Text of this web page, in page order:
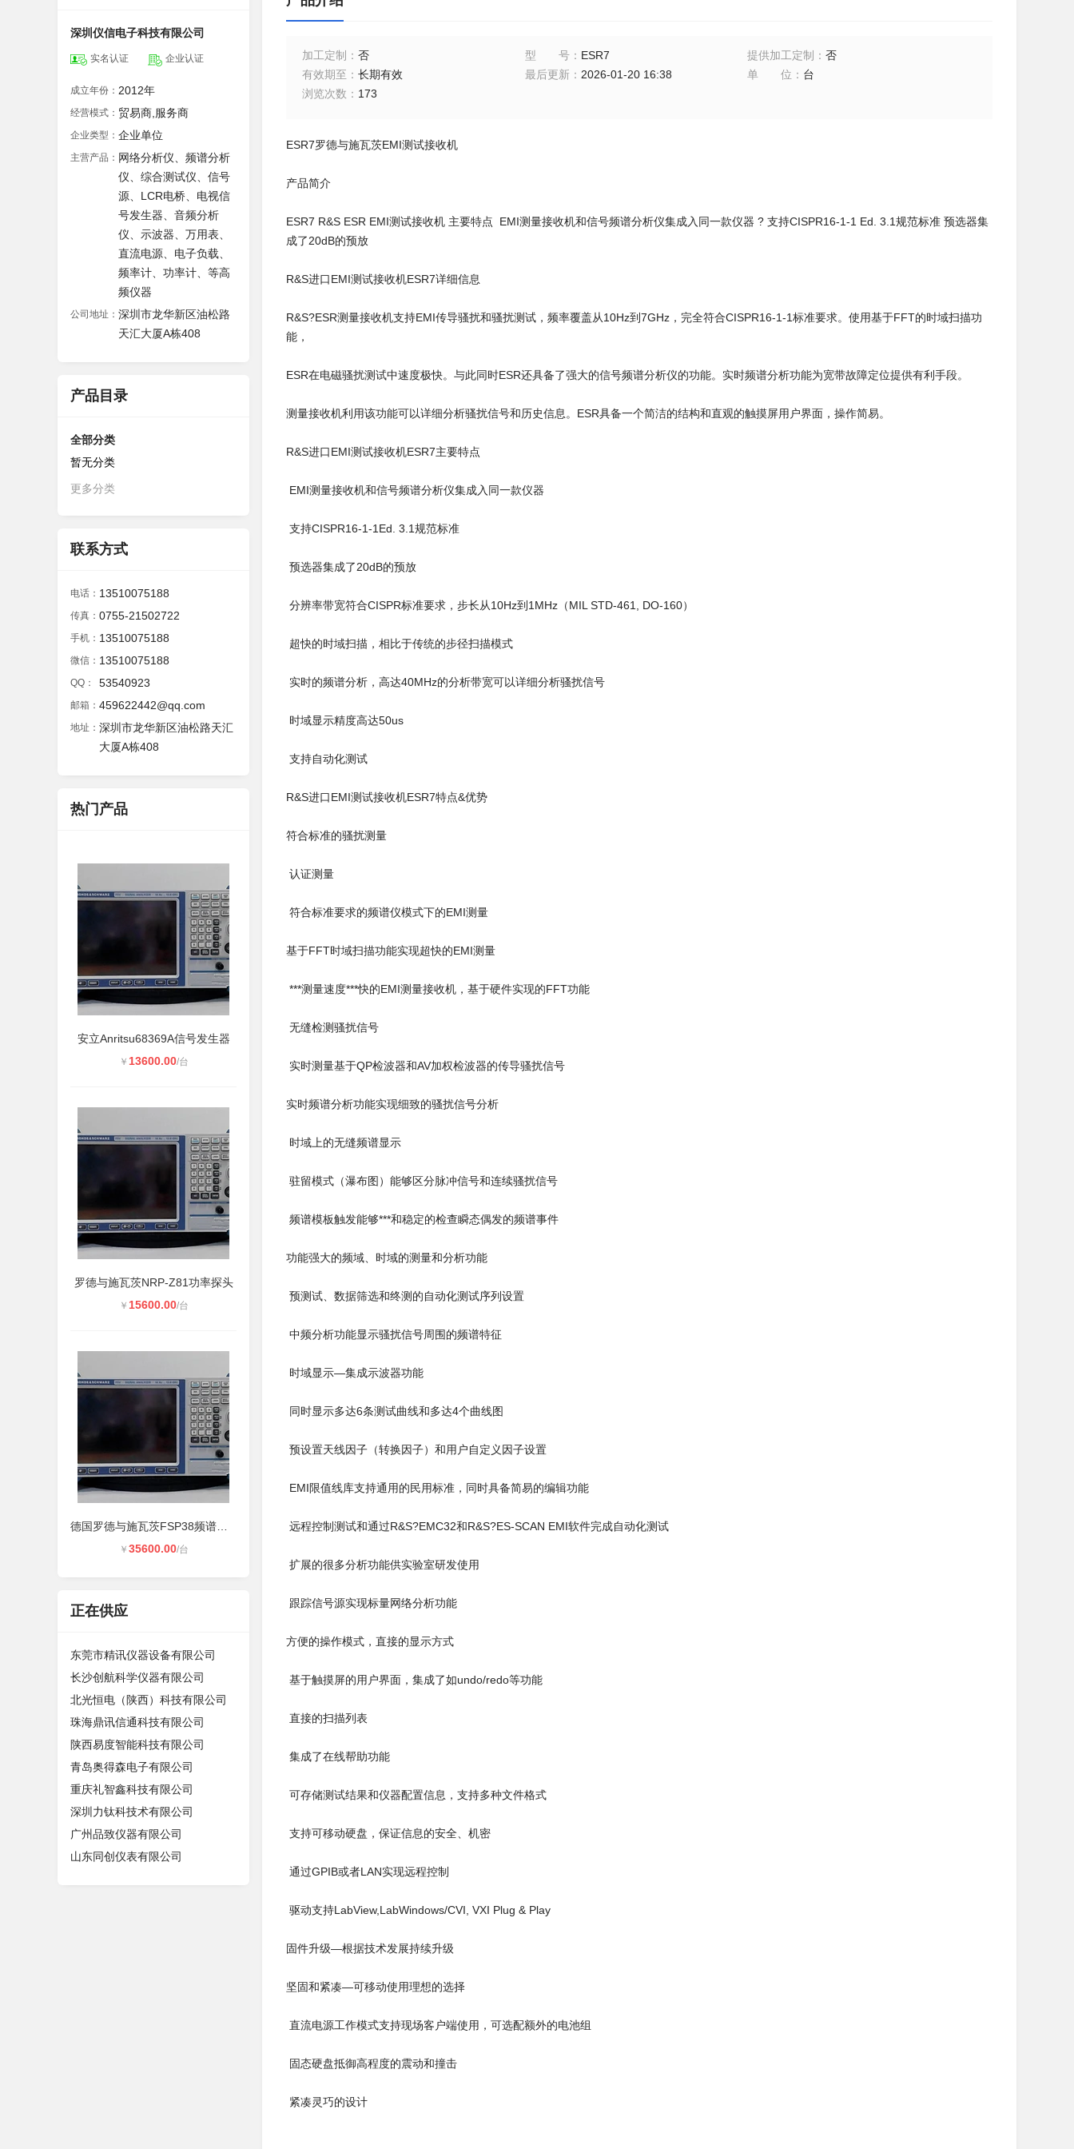
深圳仪信电子科技有限公司
实名认证 企业认证
成立年份： 2012年
经营模式： 贸易商,服务商
企业类型： 企业单位
主营产品： 网络分析仪、频谱分析
仪、综合测试仪、信号
源、LCR电桥、电视信
号发生器、音频分析
仪、示波器、万用表、
直流电源、电子负载、
频率计、功率计、等高
频仪器
公司地址： 深圳市龙华新区油松路
天汇大厦A栋408
产品目录
全部分类
暂无分类
更多分类
联系方式
电话： 13510075188
传真： 0755-21502722
手机： 13510075188
微信： 13510075188
QQ： 53540923
邮箱： 459622442@qq.com
地址： 深圳市龙华新区油松路天汇
大厦A栋408
热门产品
安立Anritsu68369A信号发生器
￥ 13600.00/台
罗德与施瓦茨NRP-Z81功率探头
￥ 15600.00/台
￥ 35600.00/台
正在供应
东莞市精讯仪器设备有限公司
长沙创航科学仪器有限公司
北光恒电（陕西）科技有限公司
珠海鼎讯信通科技有限公司
陕西易度智能科技有限公司
青岛奥得森电子有限公司
重庆礼智鑫科技有限公司
深圳力钛科技术有限公司
广州品致仪器有限公司
山东同创仪表有限公司
加工定制 ： 否 型号： ESR7 提供加工定制 ：否
有效期至 ： 长期有效 最后更新： 2026-01-20 16:38 单位 ： 台
浏览次数 ： 173
ESR7罗德与施瓦茨EMI测试接收机
产品简介
ESR7 R&S ESR EMI测试接收机 主要特点 EMI测量接收机和信号频谱分析仪集成入同一款仪器 ? 支持CISPR16-1-1 Ed. 3.1规范标准 预选器集
成了20dB的预放
R&S进口EMI测试接收机ESR7详细信息
R&S?ESR测量接收机支持EMI传导骚扰和骚扰测试，频率覆盖从10Hz到7GHz，完全符合CISPR16-1-1标准要求。使用基于FFT的时域扫描功
能，
ESR在电磁骚扰测试中速度极快。与此同时ESR还具备了强大的信号频谱分析仪的功能。实时频谱分析功能为宽带故障定位提供有利手段。
测量接收机利用该功能可以详细分析骚扰信号和历史信息。ESR具备一个简洁的结构和直观的触摸屏用户界面，操作简易。
R&S进口EMI测试接收机ESR7主要特点
EMI测量接收机和信号频谱分析仪集成入同一款仪器
支持CISPR16-1-1Ed. 3.1规范标准
预选器集成了20dB的预放
分辨率带宽符合CISPR标准要求，步长从10Hz到1MHz（MIL STD-461, DO-160）
超快的时域扫描，相比于传统的步径扫描模式
实时的频谱分析，高达40MHz的分析带宽可以详细分析骚扰信号
时域显示精度高达50us
支持自动化测试
R&S进口EMI测试接收机ESR7特点&优势
符合标准的骚扰测量
认证测量
符合标准要求的频谱仪模式下的EMI测量
基于FFT时域扫描功能实现超快的EMI测量
***测量速度***快的EMI测量接收机，基于硬件实现的FFT功能
无缝检测骚扰信号
实时测量基于QP检波器和AV加权检波器的传导骚扰信号
实时频谱分析功能实现细致的骚扰信号分析
时域上的无缝频谱显示
驻留模式（瀑布图）能够区分脉冲信号和连续骚扰信号
频谱模板触发能够***和稳定的检查瞬态偶发的频谱事件
功能强大的频域、时域的测量和分析功能
预测试、数据筛选和终测的自动化测试序列设置
中频分析功能显示骚扰信号周围的频谱特征
时域显示—集成示波器功能
同时显示多达6条测试曲线和多达4个曲线图
预设置天线因子（转换因子）和用户自定义因子设置
EMI限值线库支持通用的民用标准，同时具备简易的编辑功能
远程控制测试和通过R&S?EMC32和R&S?ES-SCAN EMI软件完成自动化测试
扩展的很多分析功能供实验室研发使用
跟踪信号源实现标量网络分析功能
方便的操作模式，直接的显示方式
基于触摸屏的用户界面，集成了如undo/redo等功能
直接的扫描列表
集成了在线帮助功能
可存储测试结果和仪器配置信息，支持多种文件格式
支持可移动硬盘，保证信息的安全、机密
通过GPIB或者LAN实现远程控制
驱动支持LabView,LabWindows/CVI, VXI Plug & Play
固件升级—根据技术发展持续升级
坚固和紧凑—可移动使用理想的选择
直流电源工作模式支持现场客户端使用，可选配额外的电池组
固态硬盘抵御高程度的震动和撞击
紧凑灵巧的设计